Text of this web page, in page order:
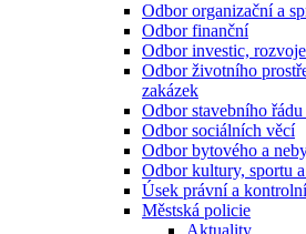
Odbor organizační a
Odbor finanční
Odbor investic,
Odbor životního
zakázek
Odbor stavebního řádu
Odbor sociálních věcí
Odbor bytového a
Odbor kultury, sportu
Úsek právní a kontrolní
Městská policie
Aktuality